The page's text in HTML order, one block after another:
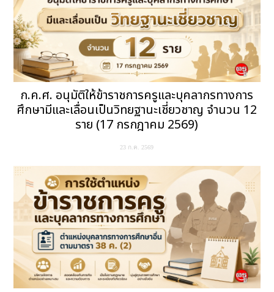
ก.ค.ศ. อนุมัติให้ข้าราชการครูและบุคลากรทางการ
ศึกษามีและเลื่อนเป็นวิทยฐานะเชี่ยวชาญ จำนวน 12
ราย (17 กรกฎาคม 2569)
23 ก.ค. 2569